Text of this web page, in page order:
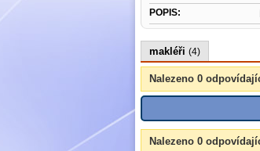
POPIS:
makléři (4)
Nalezeno 0
Nalezeno 0